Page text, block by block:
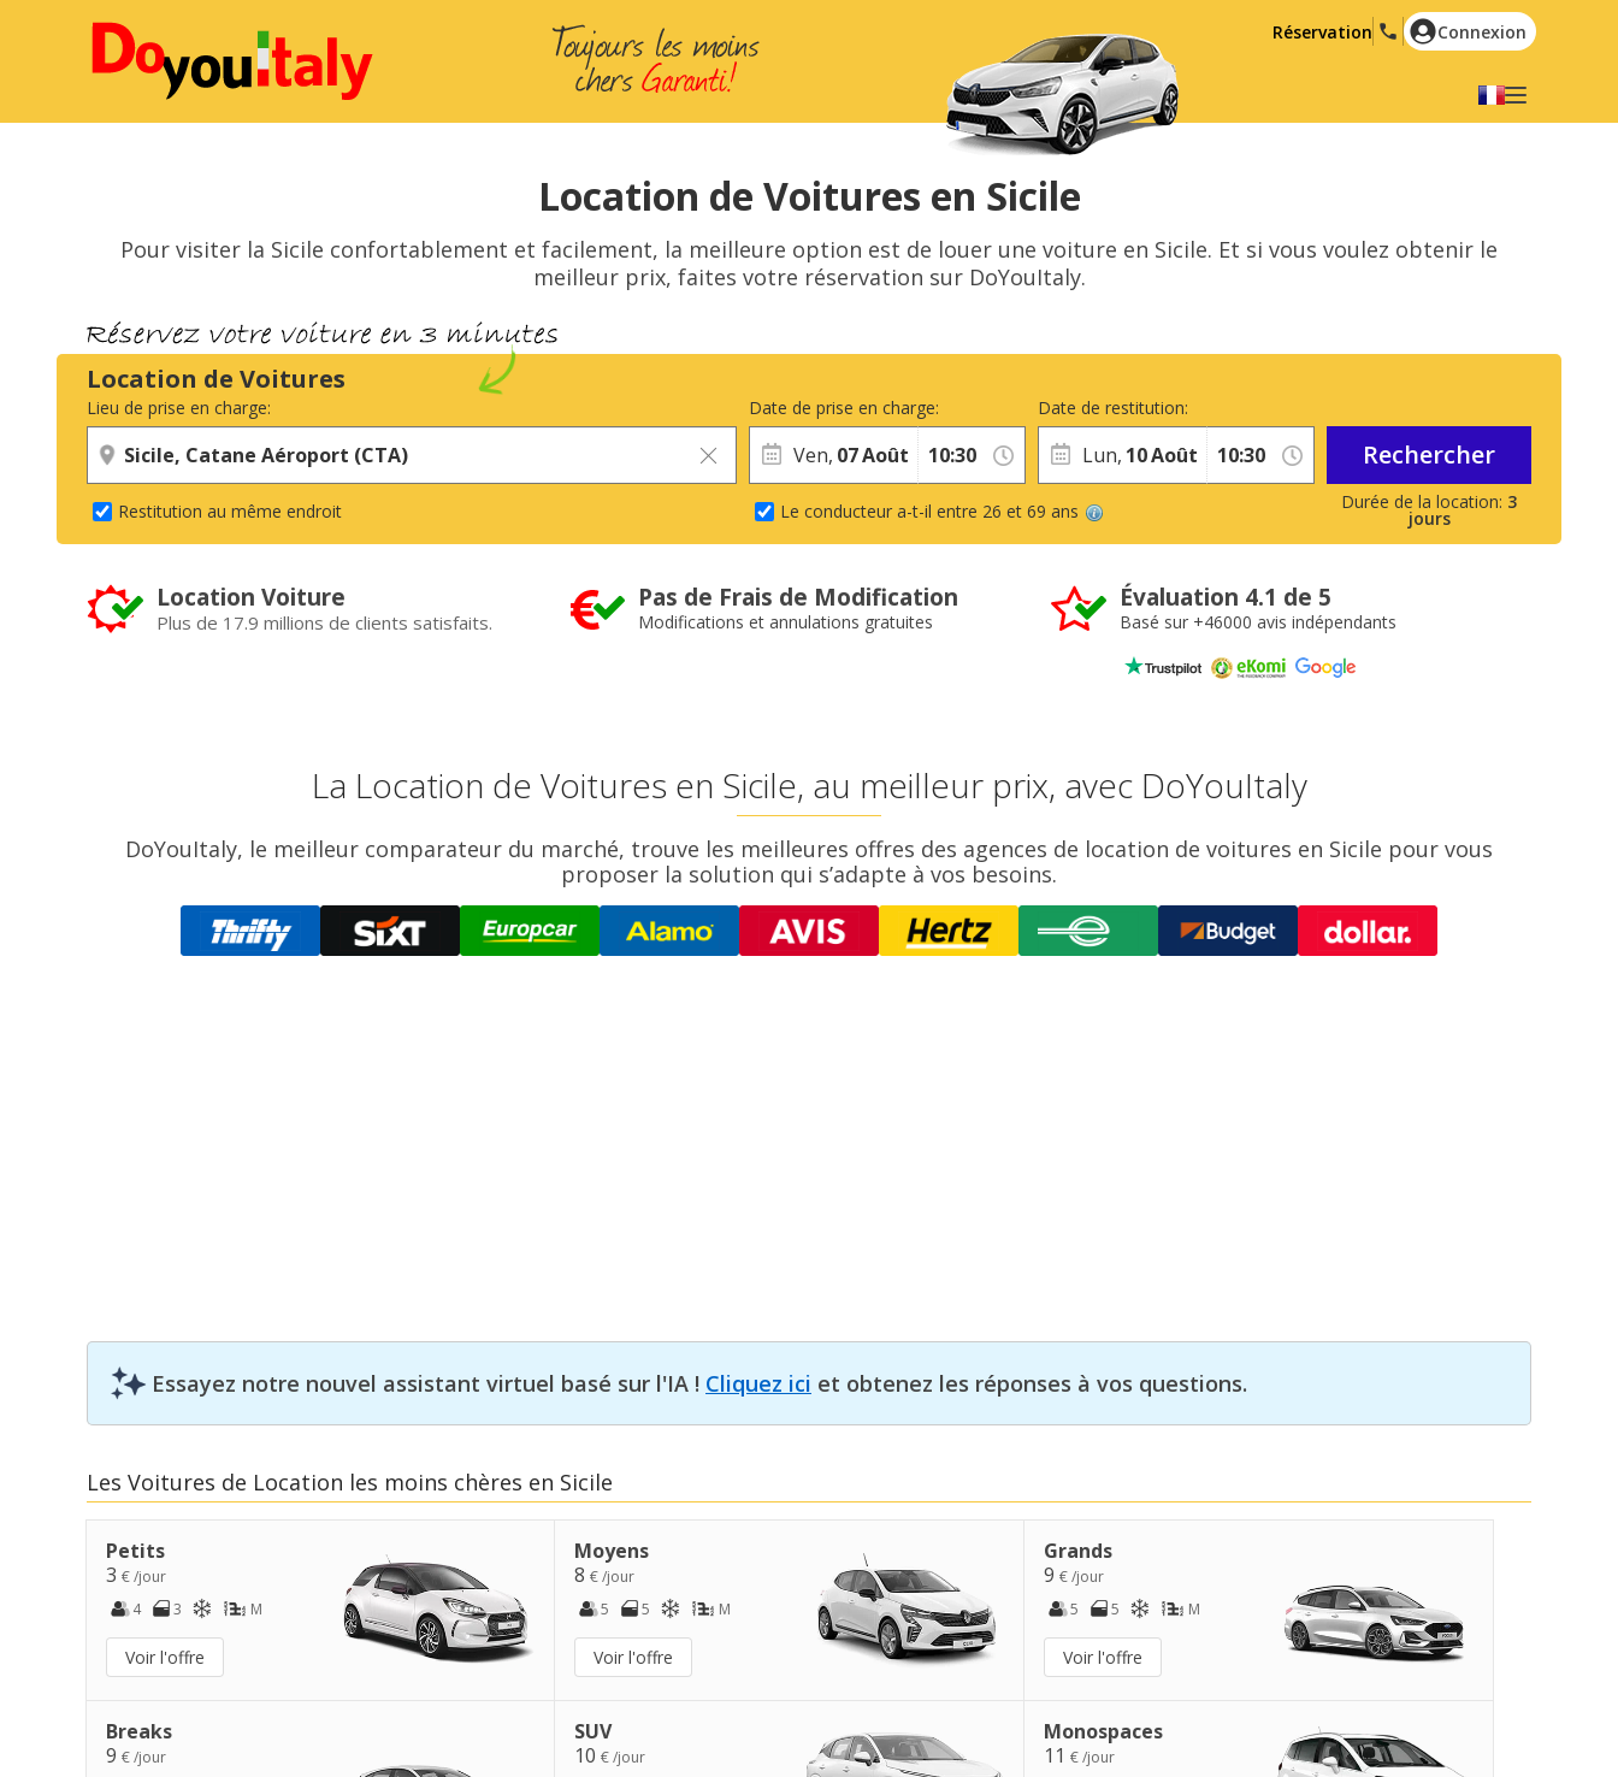
Réservation Connexion
Italiano
Nederlands
Русский
Hrvatski
العربية
Location de Voitures en Sicile
Pour visiter la Sicile confortablement et facilement, la meilleure option est de louer une voiture en Sicile. Et si vous voulez obtenir le
meilleur prix, faites votre réservation sur DoYouItaly.
Location de Voitures
Lieu de prise en charge:
Restitution au même endroit
Date de prise en charge:
Ven, 07Août
3
jours
Date de restitution:
Lun, 10Août
Le conducteur a-t-il entre 26 et 69 ans
Rechercher
Location Voiture
Plus de 17.9 millions de clients satisfaits.
Pas de Frais de Modification
Modifications et annulations gratuites
Évaluation 4.1 de 5
Basé sur +46000 avis indépendants
La Location de Voitures en Sicile, au meilleur prix, avec DoYouItaly
DoYouItaly, le meilleur comparateur du marché, trouve les meilleures offres des agences de location de voitures en Sicile pour vous
proposer la solution qui s’adapte à vos besoins.
Essayez notre nouvel assistant virtuel basé sur l'IA ! Cliquez ici et obtenez les réponses à vos questions.
Les Voitures de Location les moins chères en Sicile
Petits
3 € /jour
4
3 M
Voir l'offre
Moyens
8€ /jour
5
5 M
Voir l'offre
Grands
9 € /jour
5
5 M
Voir l'offre
Breaks
9 € /jour
SUV
10€ /jour
Monospaces
11 € /jour